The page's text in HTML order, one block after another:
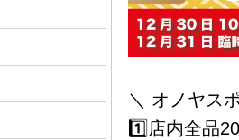
＼ オノヤス
1️⃣店内全品